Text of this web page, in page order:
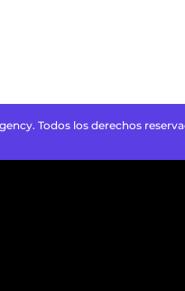
Todos los derechos